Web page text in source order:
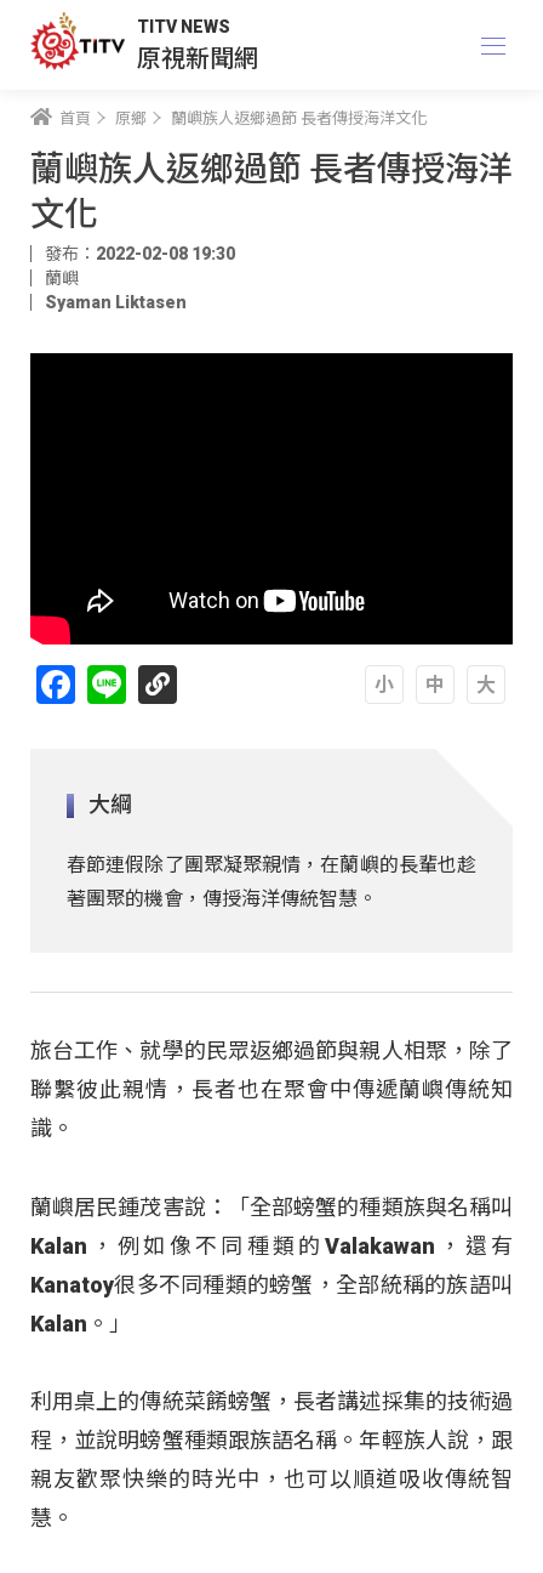
TITV NEWS
原視新聞網
首頁 原鄉 蘭嶼族人返鄉過節 長者傳授海洋文化
蘭嶼族人返鄉過節 長者傳授海洋
文化
發布：2022-02-08 19:30
蘭嶼
Syaman Liktasen
Facebook
Line
大綱
春節連假除了團聚凝聚親情，在蘭嶼的長輩也趁
著團聚的機會，傳授海洋傳統智慧。
旅台工作、就學的民眾返鄉過節與親人相聚，除了
聯繫彼此親情，長者也在聚會中傳遞蘭嶼傳統知
識。
蘭嶼居民鍾茂害說：「全部螃蟹的種類族與名稱叫
Kalan，例如像不同種類的Valakawan，還有
Kanatoy很多不同種類的螃蟹，全部統稱的族語叫
Kalan。」
利用桌上的傳統菜餚螃蟹，長者講述採集的技術過
程，並說明螃蟹種類跟族語名稱。年輕族人說，跟
親友歡聚快樂的時光中，也可以順道吸收傳統智
慧。